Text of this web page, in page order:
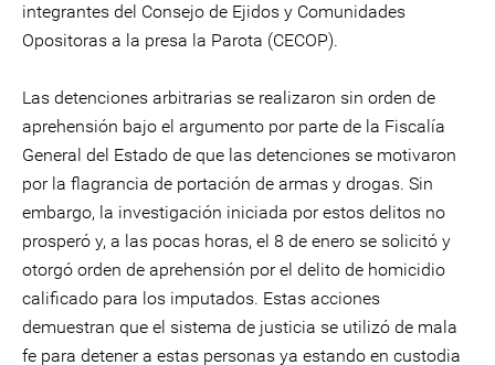
integrantes del Consejo de Ejidos y Comunidades
Opositoras a la presa la Parota (CECOP).
Las detenciones arbitrarias se realizaron sin orden de
aprehensión bajo el argumento por parte de la Fiscalía
General del Estado de que las detenciones se motivaron
por la flagrancia de portación de armas y drogas. Sin
embargo, la investigación iniciada por estos delitos no
prosperó y, a las pocas horas, el 8 de enero se solicitó y
otorgó orden de aprehensión por el delito de homicidio
calificado para los imputados. Estas acciones
demuestran que el sistema de justicia se utilizó de mala
fe para detener a estas personas ya estando en custodia